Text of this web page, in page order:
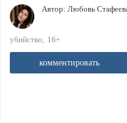
Автор: Любовь
убийство 16+
комментировать